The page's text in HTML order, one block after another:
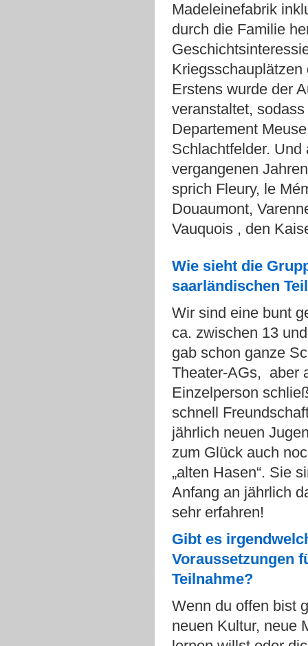
Madeleinefabrik
durch die Familie
Erstens wurde der
veranstaltet,
Departement
Schlachtfelder.
vergangenen
sprich Fleury, le
Douaumont,
Vauquois , den
Wie sieht die
saarländischen
Wir sind eine bunt
ca. zwischen 13
gab schon ganze
Theater-AGs, aber
Einzelperson
schnell
jährlich neuen
zum Glück auch
„alten Hasen“. Sie
Anfang an jährlich
sehr erfahren!
Gibt es
Voraussetzungen
Teilnahme?
Wenn du offen bist
neuen Kultur, neue